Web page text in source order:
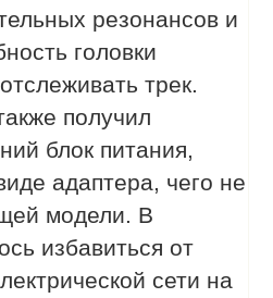
резонансов и
головки
трек.
получил
блок питания,
адаптера, чего не
модели. В
избавиться от
сети на